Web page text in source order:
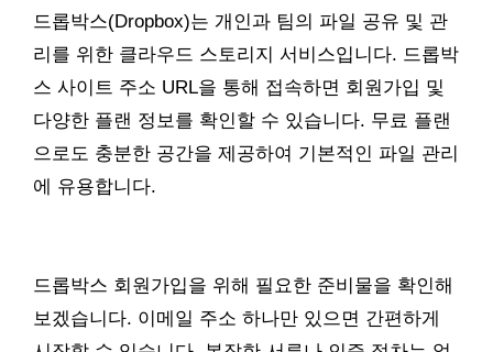
드롭박스(Dropbox)는 개인과 팀의 파일 공유 및 관
리를 위한 클라우드 스토리지 서비스입니다. 드롭박
스 사이트 주소 URL을 통해 접속하면 회원가입 및
다양한 플랜 정보를 확인할 수 있습니다. 무료 플랜
으로도 충분한 공간을 제공하여 기본적인 파일 관리
에 유용합니다.
드롭박스 회원가입을 위해 필요한 준비물을 확인해
보겠습니다. 이메일 주소 하나만 있으면 간편하게